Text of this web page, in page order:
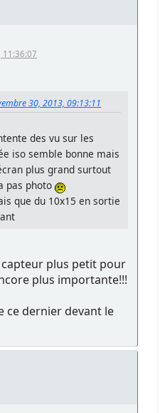
11:36:07
30, 2013, 09:13:11
des vu sur les
iso semble bonne mais
plus grand surtout
pas photo
que du 10x15 en sortie
plus petit pour
plus importante!!!
ce dernier devant le